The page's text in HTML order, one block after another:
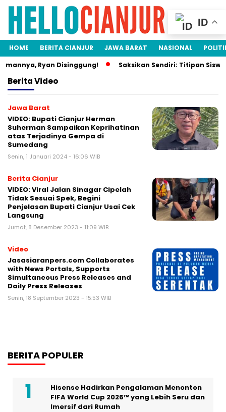
HOME BERITA CIANJUR JAWA BARAT NASIONAL
Ryan Disinggung!
Saksikan Sendiri: Titipan
BeritaVideo
Jawa Barat
VIDEO: Bupati Cianjur Herman
Suherman Sampaikan Keprihatinan
atas Terjadinya Gempa di
Sumedang
Senin, 1 Januari 2024 - 16:06 WIB
Berita Cianjur
VIDEO: Viral Jalan Sinagar Cipelah
Tidak Sesuai Spek, Begini
Penjelasan Bupati Cianjur Usai Cek
Langsung
Jumat, 8 Desember 2023 - 11:09 WIB
Video
Jasasiaranpers.com Collaborates
with News Portals, Supports
Simultaneous Press Releases and
Daily Press Releases
Senin, 18 September 2023 - 15:53 WIB
BERITA POPULER
Hisense Hadirkan Pengalaman Menonton
FIFA World Cup 2026™ yang Lebih Seru dan
Imersif dari Rumah
ID